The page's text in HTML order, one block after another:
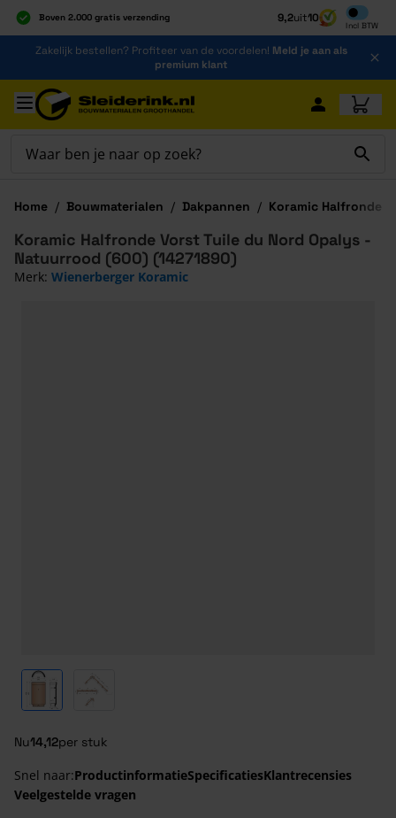
Boven 2.000 gratis verzending
Al 40 jaar dé specialist
Alles onder één dak
9,2uit10
Incl BTW
Inclusief
Ga naar de inhoud
Zakelijk bestellen? Profiteer van de voordelen! Meld je aan als
premium klant
Ga naar hoofdinhoud
Home / Bouwmaterialen / Dakpannen / Koramic Halfronde
View larger imageView larger image
Nu14,12per stuk
Koramic Halfronde Vorst Tuile du Nord Opalys -
Natuurrood (600) (14271890)
Merk: Wienerberger Koramic
Snel naar:ProductinformatieSpecificatiesKlantrecensies
Veelgestelde vragen